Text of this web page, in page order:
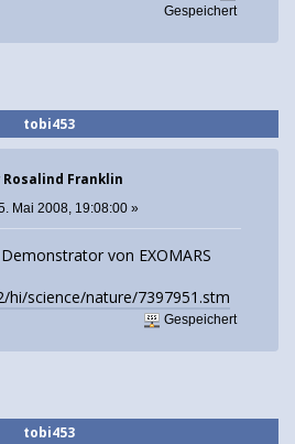
Gespeichert
tobi453
Rosalind Franklin
Mai 2008, 19:08:00 »
von EXOMARS
hi/science/nature/7397951.stm
Gespeichert
tobi453